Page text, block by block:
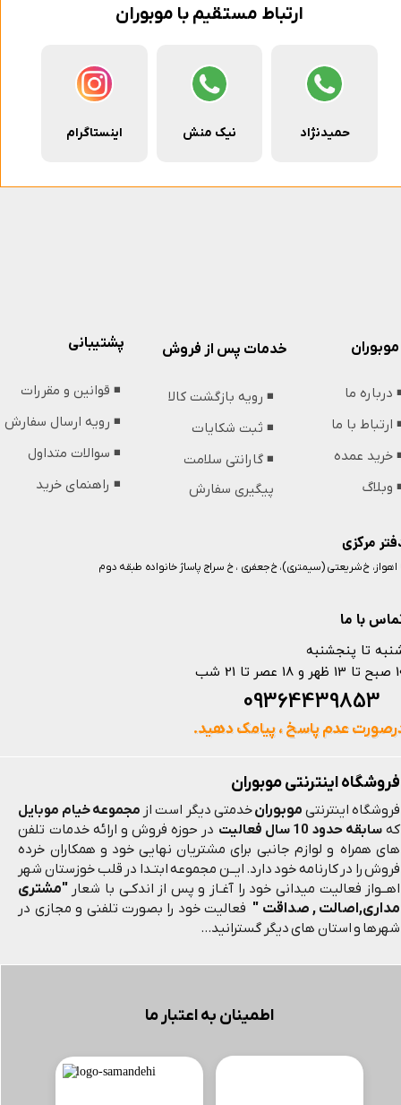
فروشگاه اینترنتی موبوران
فروشگاه اینترنتی موبورانخدمتی دیگر است از مجموعه خیام موبایل
که سابقه حدود 10 سال فعالیت
در حوزه فروش و ارائه خدمات تلفن
های همراه و لوازم جانبی برای مشتریان نهایی خود و همکاران خرده
فروش را در کارنامه خود دارد. ایــن مجموعه ابتـدا در قلب خوزستان شهر
اهــواز فعالیت میدانی خود را آغـاز و پس از اندکـی با شعار "مشتری
مداری,اصالت , صداقت " فعالیت خود را بصورت تلفنی و مجازی در
شهرها و استان های دیگر گسترانید...
اطمینان به اعتبار ما
ارتباط مستقیم با موبوران
حمیدنژاد نیک منش اینستاگرام
مرکزی
با ما
اهواز، خ شریعتی (سیمتری)، خ جعفری ، خ سراج پاساژ خانواده طبقه دوم
تا پنجشنبه
تا 21 شب
عدم پاسخ ، پیامک دهید.
پشتیبانی
◾️ قوانین و مقررات
◾️ رویه ارسال سفارش
◾️ سوالات متداول
◾️ راهنمای خرید
موبوران
درباره ما
ارتباط با ما
خرید عمده
وبلاگ
خدمات پس از فروش
◾️ رویه بازگشت کالا
◾️ ثبت شکایات
◾️ گارانتی سلامت
پیگیری سفارش